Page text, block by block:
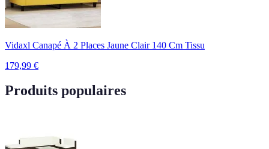
Vidaxl Canapé À 2 Places Jaune Clair 140 Cm Tissu
179,99 €
Produits populaires